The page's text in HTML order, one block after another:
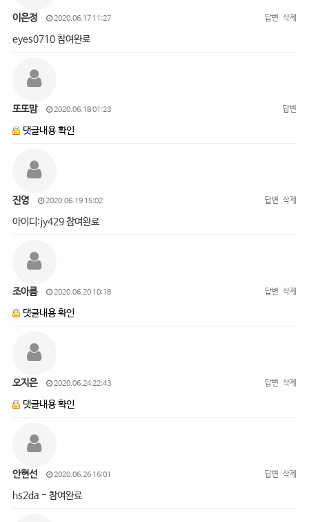
이은정 2020.06.17 11:27 답변 삭제
eyes0710 참여완료
또또맘 2020.06.18 01:23 답변
댓글내용 확인
진영 2020.06.19 15:02 답변 삭제
아이디:jy429 참여완료
조아름 2020.06.20 10:18 답변 삭제
댓글내용 확인
오지은 2020.06.24 22:43 답변 삭제
댓글내용 확인
안현선 2020.06.26 16:01 답변 삭제
hs2da - 참여완료